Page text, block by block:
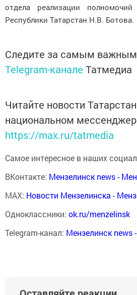
отдела реализации
Республики Татарстан Н.В. Ботова.
Следите за самым
Telegram-канале Татмедиа
Читайте новости
национальном
https://max.ru/tatmedia
Самое интересное в наших
ВКонтакте: Мензелинск news -
MAX: Новости Мензелинска -
Одноклассники: ok.ru/menzelinsk
Telegram-канал: Мензелинск news